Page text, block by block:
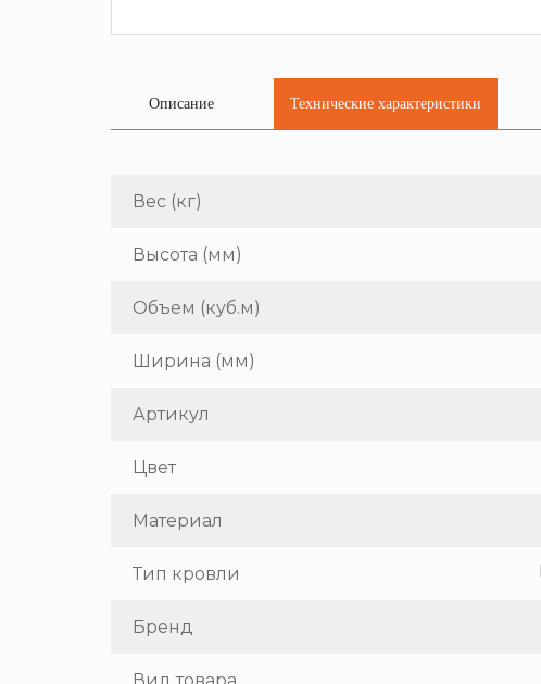
Описание Технические характеристики
Вес (кг)
Высота (мм)
Объем (куб.м)
Ширина (мм)
Артикул
Цвет
Материал
Тип кровли
Бренд